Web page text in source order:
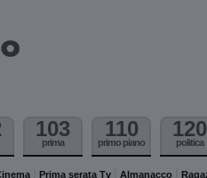
103
prima
110
primo piano
120
politica
Prima serata Tv Almanacco